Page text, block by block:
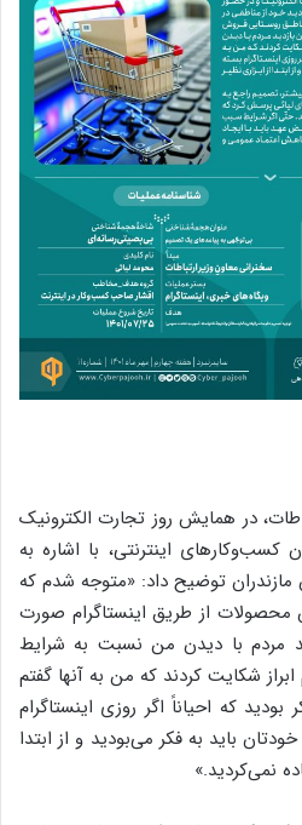
در همایش روز تجارت الکترونیک
اینترنتی، با اشاره به
مازندران توضیح داد: «متوجه شدم که
از طریق اینستاگرام صورت
مردم با دیدن من نسبت به شرایط
ابراز شکایت کردند که من به آنها گفتم
که احیاناً اگر روزی اینستاگرام
باید به فکر می‌بودید و از ابتدا
نمی‌کردید.»